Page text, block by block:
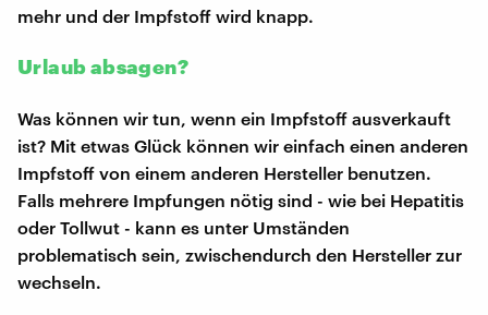
mehr und der Impfstoff wird knapp.
Urlaub absagen?
Was können wir tun, wenn ein Impfstoff ausverkauft
ist? Mit etwas Glück können wir einfach einen anderen
Impfstoff von einem anderen Hersteller benutzen.
Falls mehrere Impfungen nötig sind - wie bei Hepatitis
oder Tollwut - kann es unter Umständen
problematisch sein, zwischendurch den Hersteller zur
wechseln.